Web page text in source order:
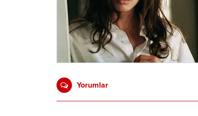
Yorumlar